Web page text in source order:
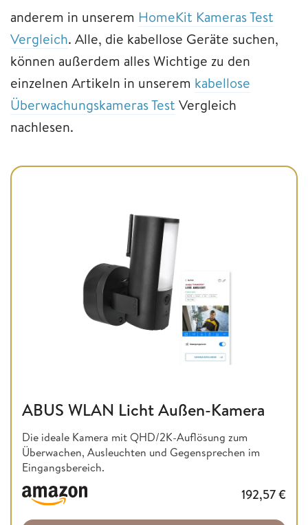
anderem in unserem HomeKit Kameras Test
Vergleich. Alle, die kabellose Geräte suchen,
können außerdem alles Wichtige zu den
einzelnen Artikeln in unserem kabellose
Überwachungskameras Test Vergleich
nachlesen.
ABUS WLAN Licht Außen-Kamera
Die ideale Kamera mit QHD/2K-Auflösung zum
Überwachen, Ausleuchten und Gegensprechen im
Eingangsbereich.
192,57€